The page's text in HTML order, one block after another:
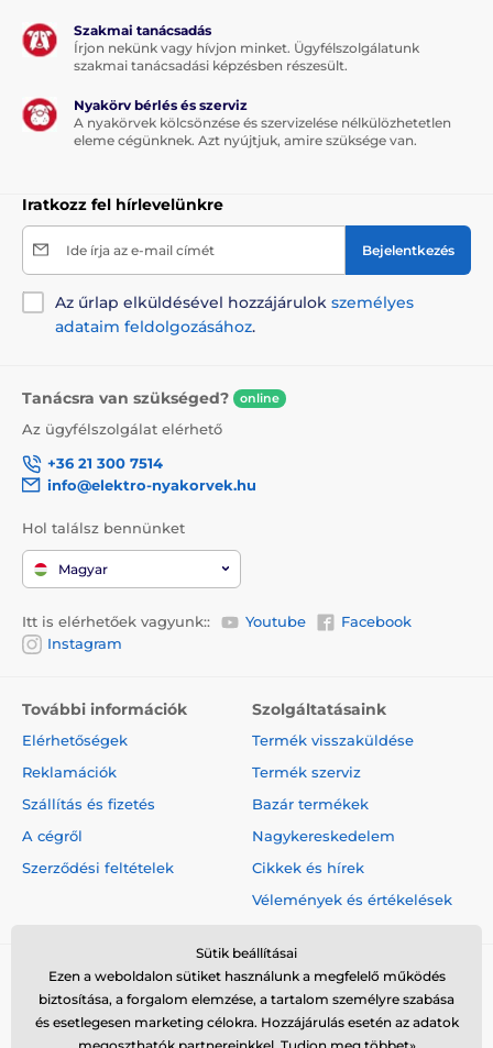
Szakmai tanácsadás
Írjon nekünk vagy hívjon minket. Ügyfélszolgálatunk
szakmai tanácsadási képzésben részesült.
Nyakörv bérlés és szerviz
A nyakörvek kölcsönzése és szervizelése nélkülözhetetlen
eleme cégünknek. Azt nyújtjuk, amire szüksége van.
Iratkozz fel hírlevelünkre
Ide írja az e-mail címét Bejelentkezés
Az űrlap elküldésével hozzájárulok személyes
adataim feldolgozásához.
Tanácsra van szükséged? online
Az ügyfélszolgálat elérhető
+36 21 300 7514
info@elektro-nyakorvek.hu
Hol találsz bennünket
Magyar
Itt is elérhetőek vagyunk:: Youtube
Facebook
Instagram
További információk
Elérhetőségek
Reklamációk
Szállítás és fizetés
A cégről
Szerződési feltételek
Szolgáltatásaink
Termék visszaküldése
Termék szerviz
Bazár termékek
Nagykereskedelem
Cikkek és hírek
Vélemények és értékelések
Sütik beállításai
Ezen a weboldalon sütiket használunk a megfelelő működés
biztosítása, a forgalom elemzése, a tartalom személyre szabása
és esetlegesen marketing célokra. Hozzájárulás esetén az adatok